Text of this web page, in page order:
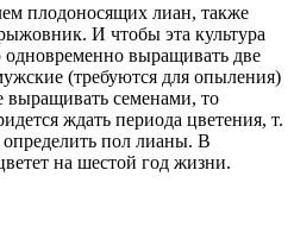
плодоносящих лиан, также
И чтобы эта культура
выращивать две
(требуются для опыления)
выращивать семенами, то
ждать периода цветения, т.
пол лианы. В
на шестой год жизни.